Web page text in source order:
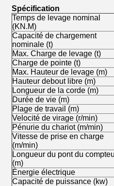
Spécification
Temps de levage nominal
(KN.M)
Capacité de chargement
nominale (t)
Max. Charge de levage (t)
Charge de pointe (t)
Max. Hauteur de levage (m)
Hauteur debout libre (m)
Longueur de la corde (m)
Durée de vie (m)
Plage de travail (m)
Velocité de virage (r/min)
Pénurie du chariot (m/min)
Vitesse de prise en charge
(m/min)
Longueur du pont du
(m)
Énergie électrique
Capacité de puissance (kw)